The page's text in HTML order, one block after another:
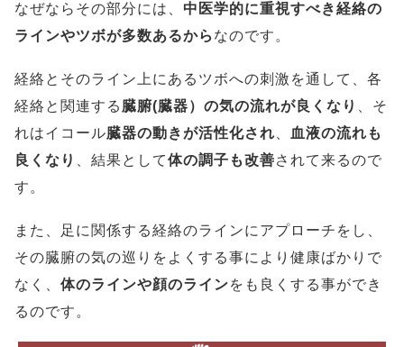
なぜならその部分には、 中医学的に重視すべき経絡の
ラインやツボが多数あるから なのです。
経絡とそのライン上にあるツボへの刺激を通して、各
経絡と関連する 臓腑(臓器）の気の流れが良くなり
、そ
れはイコール臓器の動きが活性化され
血液の流れも
良くなり
、結果として体の調子も改善されて来るので
す。
また、足に関係する経絡のラインにアプローチをし、
その臓腑の気の巡りをよくする事により健康ばかりで
なく、 体のラインや顔のラインをも良くする事ができ
るのです。